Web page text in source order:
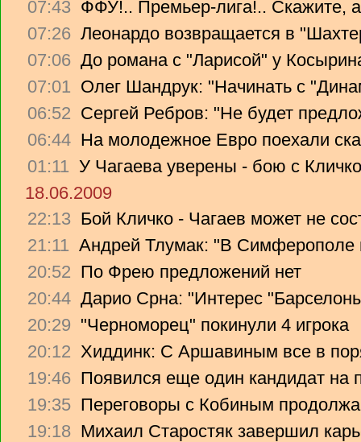
07:43 ФФУ!.. Премьер-лига!.. Скажите,
07:26 Леонардо возвращается в
07:06 До романа с "Ларисой" у
07:01 Олег Шандрук: "Начинать с
06:52 Сергей Ребров: "Не будет
06:44 На молодежное Евро поехали
01:11 У Чагаева уверены - бою с
18.06.2009
22:13 Бой Кличко - Чагаев может не
21:11 Андрей Тлумак: "В Симферополе
20:52 По Фрею предложений нет
20:44 Дарио Срна: "Интерес
20:29 "Черноморец" покинули 4 игрока
20:12 Хиддинк: С Аршавиным все в
19:46 Появился еще один кандидат на
19:35 Переговоры с Кобиным
19:18 Михаил Старостяк завершил